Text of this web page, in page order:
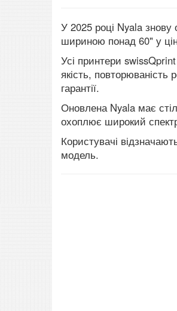
У 2025 році Nyala
шириною понад 60" у
Усі принтери
якість, повторюваність
гарантії.
Оновлена Nyala має
охоплює широкий
Користувачі
модель.